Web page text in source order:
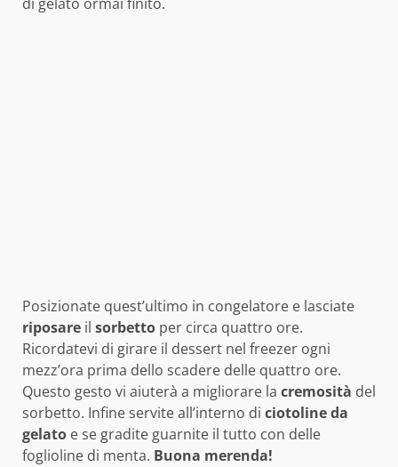
Posizionate quest’ultimo in congelatore e lasciate
riposare il sorbetto per circa quattro ore.
Ricordatevi di girare il dessert nel freezer ogni
mezz’ora prima dello scadere delle quattro ore.
Questo gesto vi aiuterà a migliorare la cremosità del
sorbetto. Infine servite all’interno di ciotoline da
gelato e se gradite guarnite il tutto con delle
foglioline di menta. Buona merenda!